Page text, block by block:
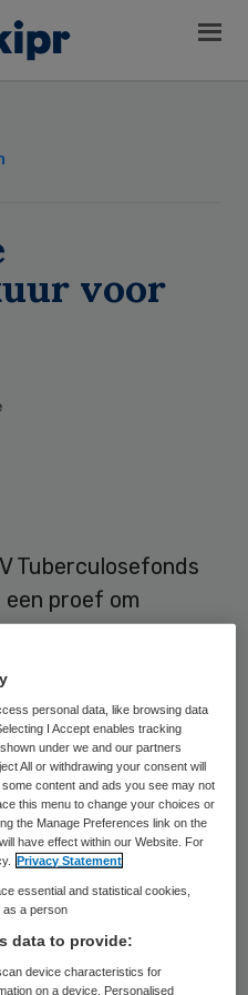
voor
Tuberculosefonds
proef om
zoals
te behandelen
Het
zijn met
niet ziek zijn
Frank Cobelens,
directeur
worden op
en als dit wordt
een preventieve
personal data, like browsing data
I Accept enables tracking
under we and our partners
All or withdrawing your consent will
content and ads you see may not
this menu to change your choices or
the Manage Preferences link on the
have effect within our Website. For
Privacy Statement
essential and statistical cookies,
as a person
data to provide:
device characteristics for
on a device. Personalised